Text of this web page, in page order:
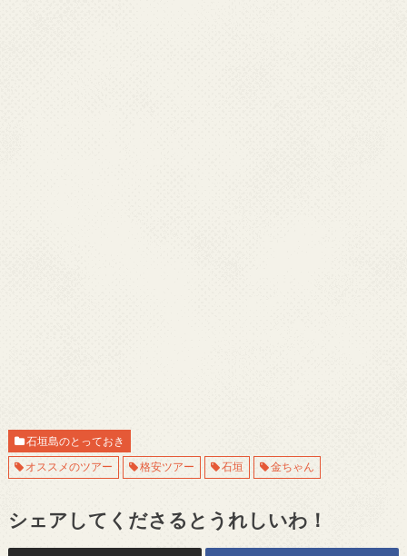
石垣島のとっておき
オススメのツアー
格安ツアー 石垣 金ちゃん
シェアしてくださるとうれしいわ！